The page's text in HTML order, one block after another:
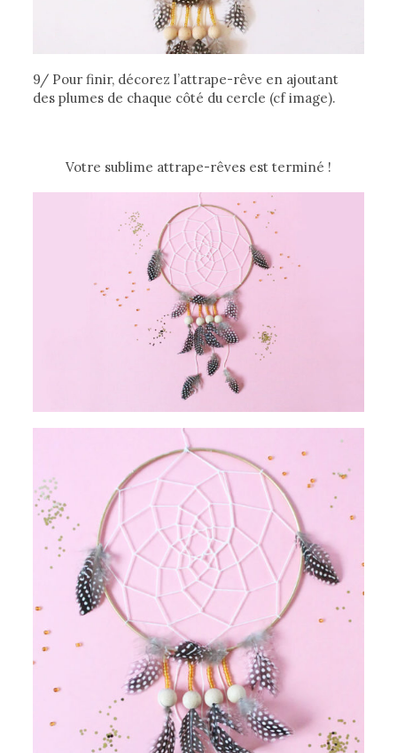
9/ Pour finir, décorez l’attrape-rêve en ajoutant
des plumes de chaque côté du cercle (cf image).
Votre sublime attrape-rêves est terminé !